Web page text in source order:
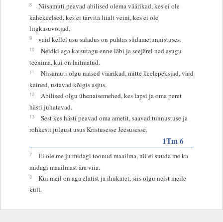
8
Niisamuti peavad abilised olema väärikad, kes ei ole
kahekeelsed, kes ei tarvita liialt veini, kes ei ole
liigkasuvõtjad,
9 vaid kellel usu saladus on puhtas südametunnistuses.
10
Neidki aga katsutagu enne läbi ja seejärel nad asugu
teenima, kui on laitmatud.
11
Niisamuti olgu naised väärikad, mitte keelepeksjad, vaid
kained, ustavad kõigis asjus.
12
Abilised olgu ühenaisemehed, kes lapsi ja oma peret
hästi juhatavad.
13
Sest kes hästi peavad oma ametit, saavad tunnustuse ja
rohkesti julgust usus Kristusesse Jeesusesse.
1Tm 6
7
Ei ole me ju midagi toonud maailma, nii ei suuda me ka
midagi maailmast ära viia.
8
Kui meil on aga elatist ja ihukatet, siis olgu neist meile
küll.